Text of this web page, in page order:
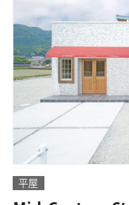
平屋